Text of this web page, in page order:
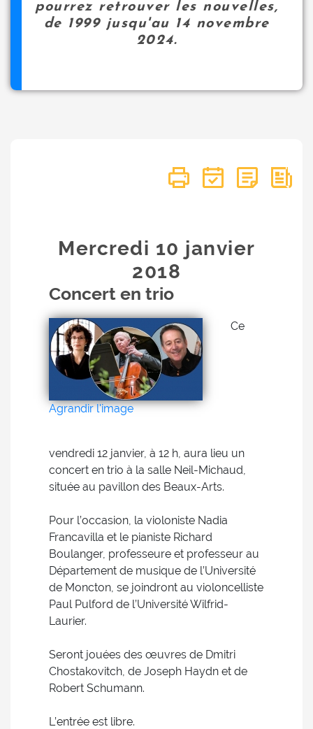
pourrez retrouver les nouvelles,
de 1999 jusqu'au 14 novembre
2024.
Mercredi 10 janvier
2018
Concert en trio
Agrandir l'image
Ce
vendredi 12 janvier, à 12 h, aura lieu un
concert en trio à la salle Neil-Michaud,
située au pavillon des Beaux-Arts.
Pour l’occasion, la violoniste Nadia
Francavilla et le pianiste Richard
Boulanger, professeure et professeur au
Département de musique de l’Université
de Moncton, se joindront au violoncelliste
Paul Pulford de l’Université Wilfrid-
Laurier.
Seront jouées des œuvres de Dmitri
Chostakovitch, de Joseph Haydn et de
Robert Schumann.
L’entrée est libre.